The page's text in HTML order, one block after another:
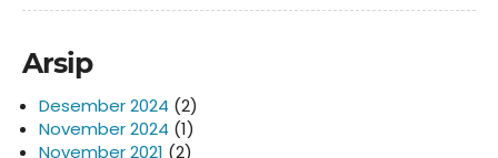
Arsip
Desember 2024 (2)
November 2024 (1)
November 2021 (2)